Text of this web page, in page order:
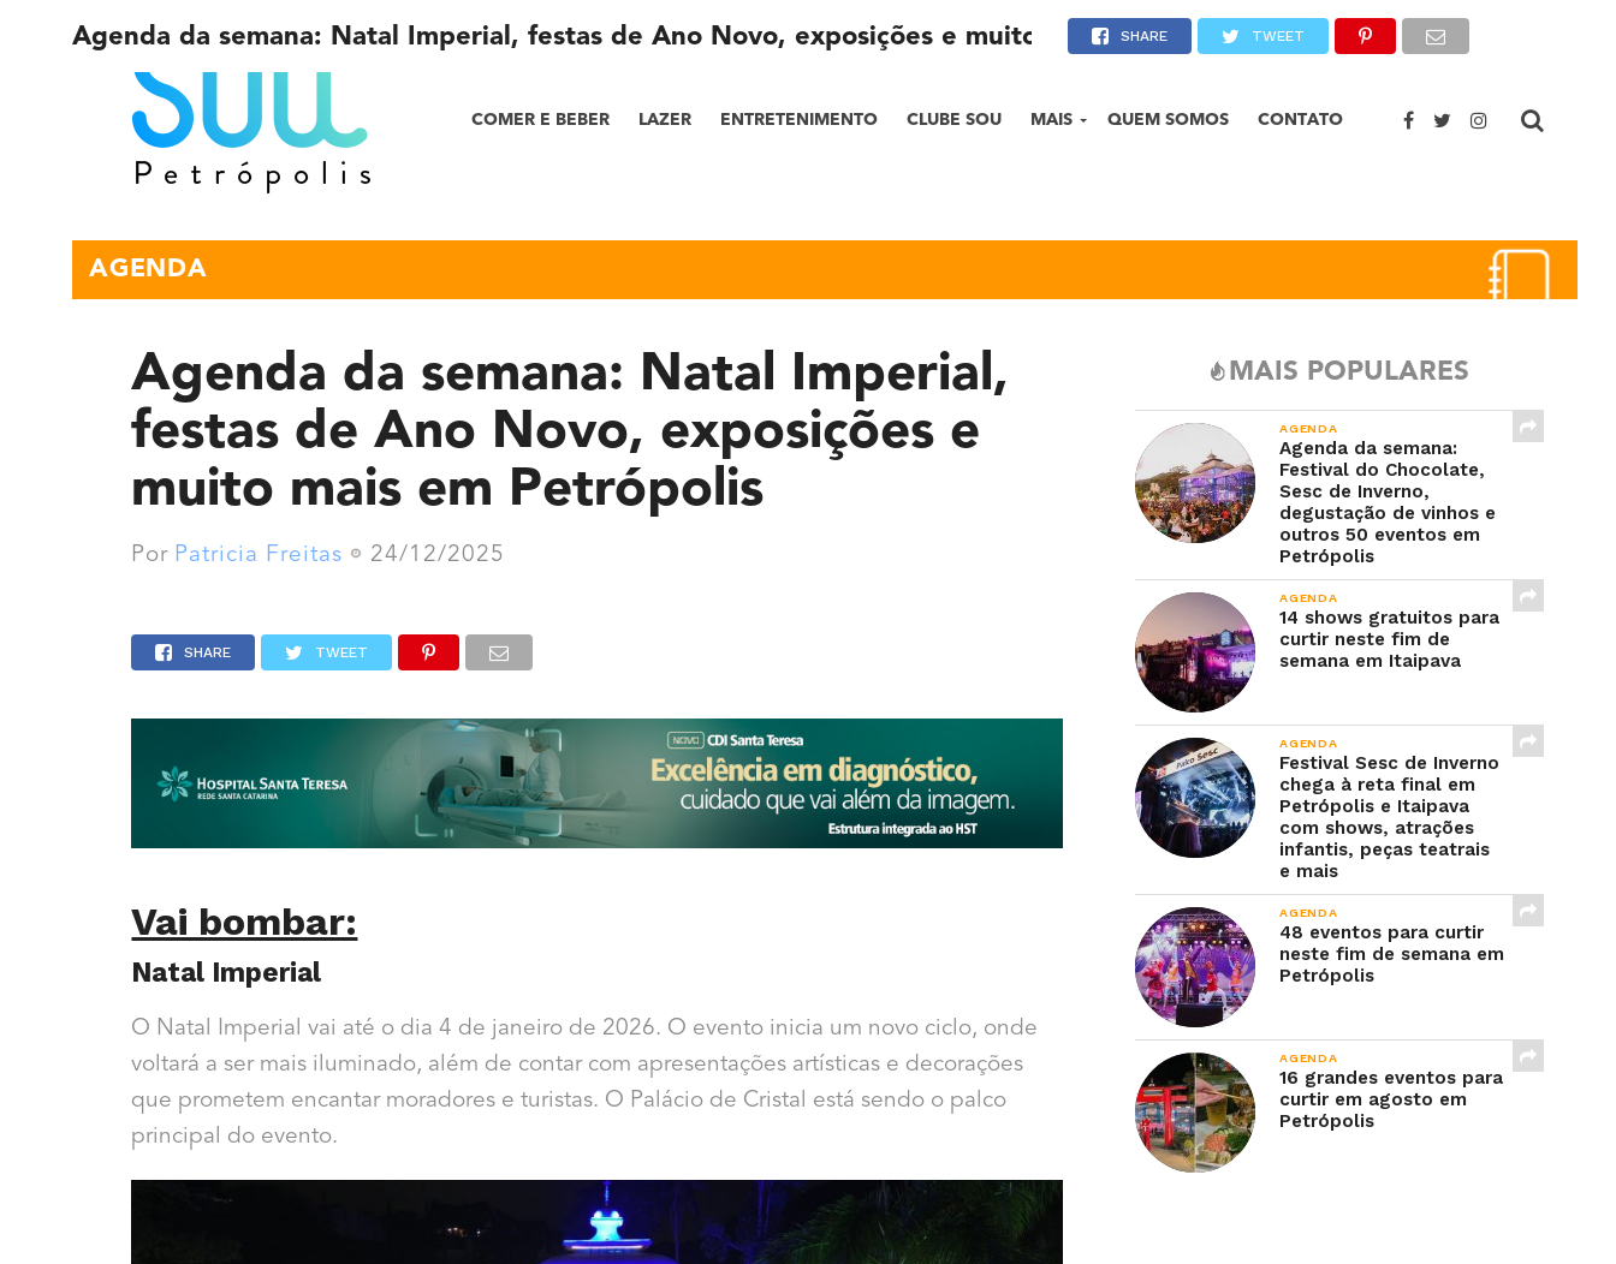
COMER E BEBER LAZER ENTRETENIMENTO CLUBE SOU MAIS QUEM SOMOS CONTATO
Agenda da semana: Natal Imperial, festas de Ano Novo, exposições e muito mais em Petrópolis
SHARE TWEET
AGENDA
Agenda da semana: Natal Imperial,
festas de Ano Novo, exposições e
muito mais em Petrópolis
Por Patricia Freitas 24/12/2025
SHARE TWEET
Vai bombar:
Natal Imperial
O Natal Imperial vai até o dia 4 de janeiro de 2026. O evento inicia um novo ciclo, onde
voltará a ser mais iluminado, além de contar com apresentações artísticas e decorações
que prometem encantar moradores e turistas. O Palácio de Cristal está sendo o palco
principal do evento.
MAIS POPULARES
AGENDA
Agenda da semana:
Festival do Chocolate,
Sesc de Inverno,
degustação de vinhos e
outros 50 eventos em
Petrópolis
AGENDA
14 shows gratuitos para
curtir neste fim de
semana em Itaipava
AGENDA
Festival Sesc de Inverno
chega à reta final em
Petrópolis e Itaipava
com shows, atrações
infantis, peças teatrais
e mais
AGENDA
48 eventos para curtir
neste fim de semana em
Petrópolis
AGENDA
16 grandes eventos para
curtir em agosto em
Petrópolis